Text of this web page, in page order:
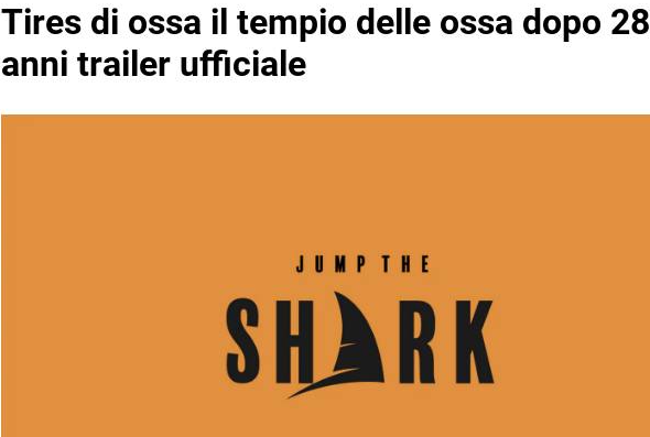
Tires di ossa il tempio delle ossa dopo 28
anni trailer ufficiale